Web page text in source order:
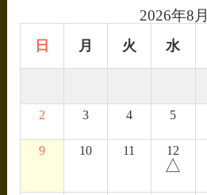
2026年8月
日 月 火 水
2 3 4 5
9 10 11 12
△